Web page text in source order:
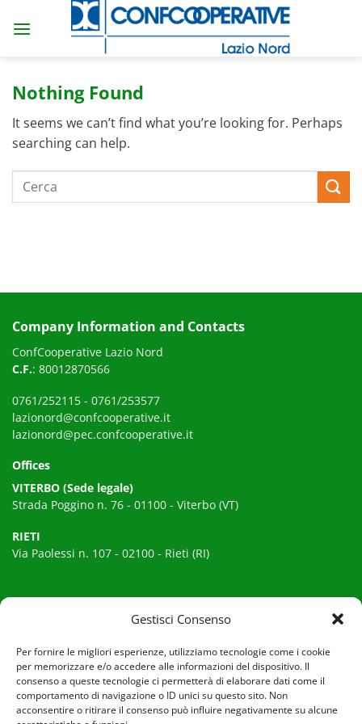
Gestisci Consenso
Per fornire le migliori esperienze, utilizziamo tecnologie come i cookie
per memorizzare e/o accedere alle informazioni del dispositivo. Il
consenso a queste tecnologie ci permetterà di elaborare dati come il
comportamento di navigazione o ID unici su questo sito. Non
acconsentire o ritirare il consenso può influire negativamente su alcune
Nothing Found
It seems we can’t find what you’re looking for. Perhaps
searching can help.
Company Information and Contacts
ConfCooperative Lazio Nord
C.F.: 80012870566
0761/252115 - 0761/253577
lazionord@confcooperative.it
lazionord@pec.confcooperative.it
Offices
VITERBO (Sede legale)
Strada Poggino n. 76 - 01100 - Viterbo (VT)
RIETI
Via Paolessi n. 107 - 02100 - Rieti (RI)
Cookie policy